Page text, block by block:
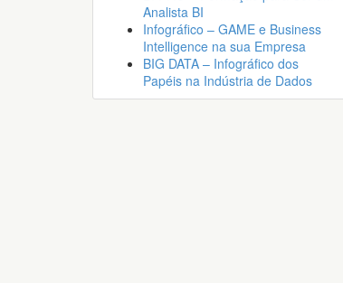
Analista BI
Infográfico – GAME e Business
Intelligence na sua Empresa
BIG DATA – Infográfico dos
Papéis na Indústria de Dados